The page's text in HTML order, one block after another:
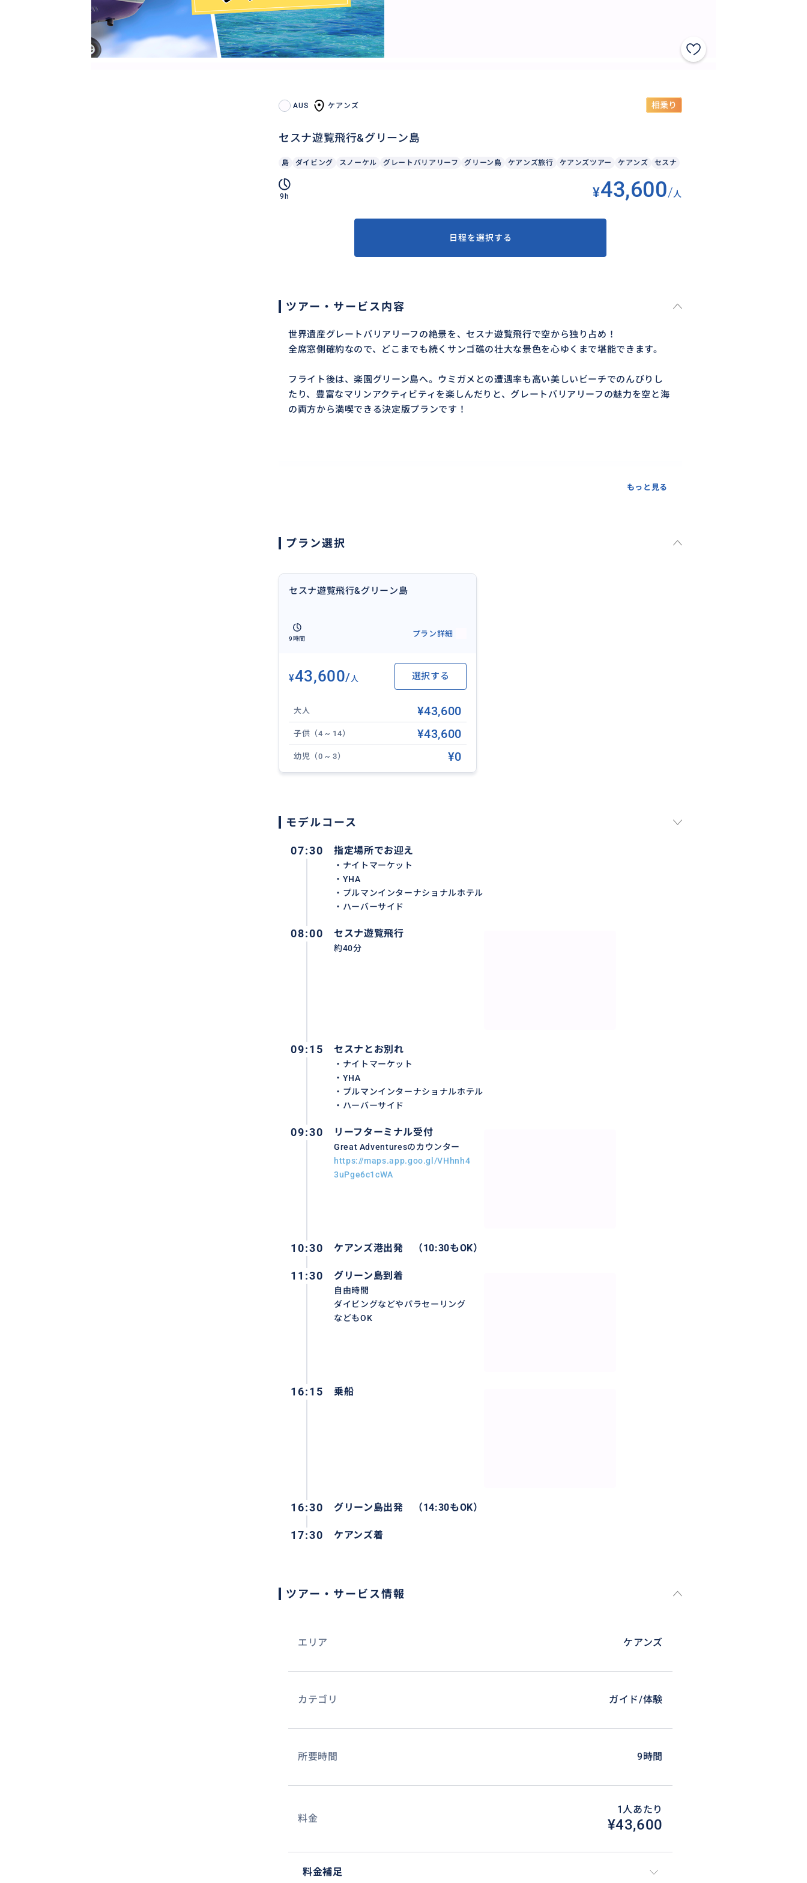
AUS ケアンズ 相乗り
セスナ遊覧飛行&グリーン島
島 ダイビング スノーケル グレートバリアリーフ グリーン島 ケアンズ旅行 ケアンズツアー ケアンズ セスナ
9h ¥43,600/人
日程を選択する
ツアー・サービス内容
世界遺産グレートバリアリーフの絶景を、セスナ遊覧飛行で空から独り占め！
全席窓側確約なので、どこまでも続くサンゴ礁の壮大な景色を心ゆくまで堪能できます。
フライト後は、楽園グリーン島へ。ウミガメとの遭遇率も高い美しいビーチでのんびりし
たり、豊富なマリンアクティビティを楽しんだりと、グレートバリアリーフの魅力を空と海
の両方から満喫できる決定版プランです！
おすすめ
もっと見る
プラン選択
セスナ遊覧飛行&グリーン島
9時間
プラン詳細
¥43,600/人 選択する
大人 ¥43,600
子供（4 ~ 14） ¥43,600
幼児（0 ~ 3） ¥0
モデルコース
07:30 指定場所でお迎え
・ナイトマーケット
・YHA
・プルマンインターナショナルホテル
・ハーバーサイド
08:00 セスナ遊覧飛行
約40分
09:15 セスナとお別れ
・ナイトマーケット
・YHA
・プルマンインターナショナルホテル
・ハーバーサイド
09:30 リーフターミナル受付
Great Adventuresのカウンター
https://maps.app.goo.gl/VHhnh4
3uPge6c1cWA
10:30 ケアンズ港出発 （10:30もOK）
11:30 グリーン島到着
自由時間
ダイビングなどやパラセーリング
などもOK
16:15 乗船
16:30 グリーン島出発 （14:30もOK）
17:30 ケアンズ着
ツアー・サービス情報
エリア ケアンズ
カテゴリ ガイド/体験
所要時間 9時間
料金
1人あたり
¥43,600
料金補足